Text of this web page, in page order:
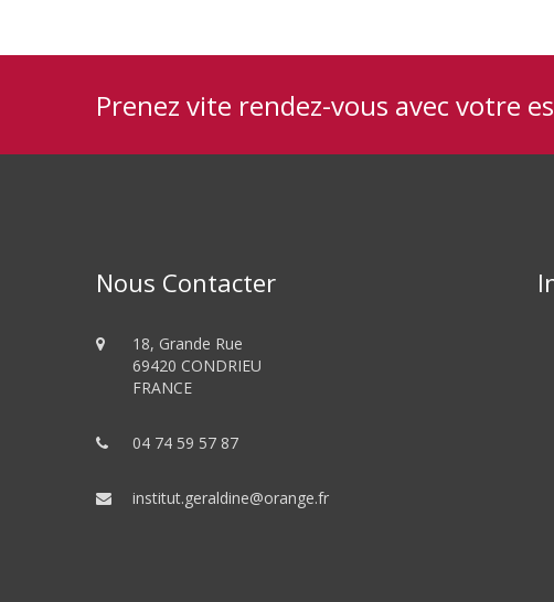
Prenez vite rendez-vous avec votre
Nous Contacter
18, Grande Rue
69420 CONDRIEU
FRANCE
04 74 59 57 87
institut.geraldine@orange.fr